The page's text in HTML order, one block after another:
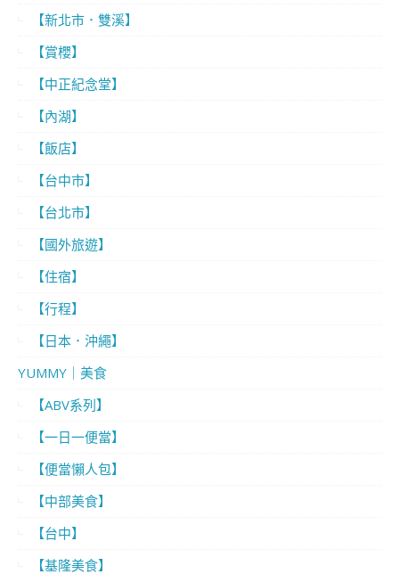
【新北市．雙溪】
【賞櫻】
【中正紀念堂】
【內湖】
【飯店】
【台中市】
【台北市】
【國外旅遊】
【住宿】
【行程】
【日本．沖繩】
YUMMY｜美食
【ABV系列】
【一日一便當】
【便當懶人包】
【中部美食】
【台中】
【基隆美食】